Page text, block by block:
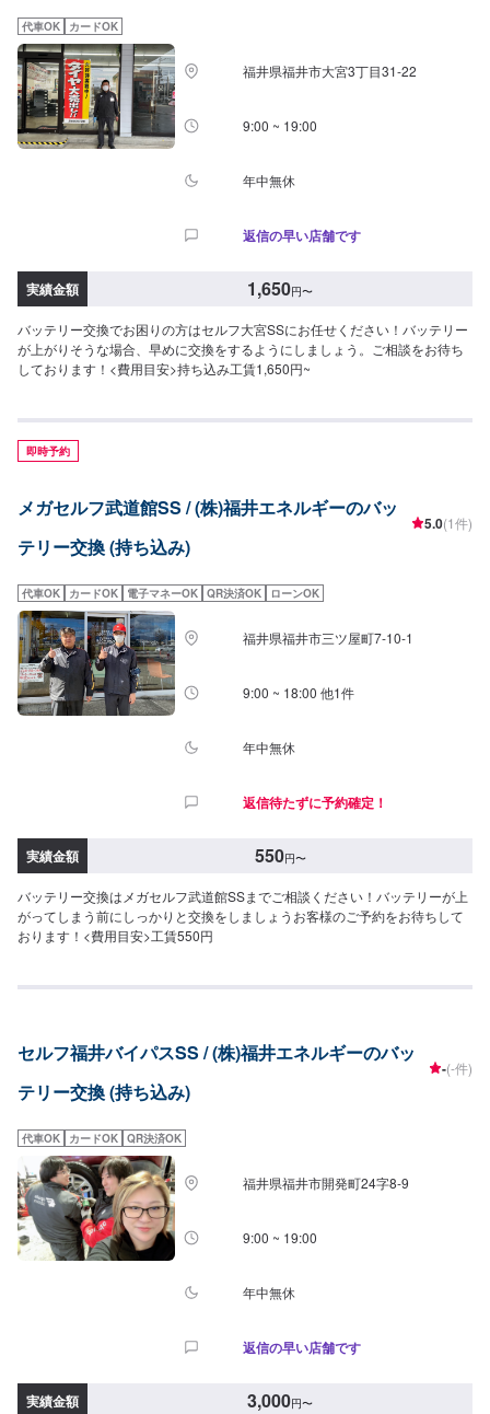
代車OK カードOK
福井県福井市大宮3丁目31-22
9:00 ~ 19:00
年中無休
返信の早い店舗です
実績金額 1,650円〜
バッテリー交換でお困りの方はセルフ大宮SSにお任せください！バッテリー
が上がりそうな場合、早めに交換をするようにしましょう。ご相談をお待ち
しております！<費用目安>持ち込み工賃1,650円~
即時予約
メガセルフ武道館SS / (株)福井エネルギーのバッ
テリー交換 (持ち込み)
5.0(1件)
代車OK カードOK 電子マネーOK QR決済OK ローンOK
福井県福井市三ツ屋町7-10-1
9:00 ~ 18:00 他1件
年中無休
返信待たずに予約確定！
実績金額 550円〜
バッテリー交換はメガセルフ武道館SSまでご相談ください！バッテリーが上
がってしまう前にしっかりと交換をしましょうお客様のご予約をお待ちして
おります！<費用目安>工賃550円
セルフ福井バイパスSS / (株)福井エネルギーのバッ
テリー交換 (持ち込み)
-(-件)
代車OK カードOK QR決済OK
福井県福井市開発町24字8-9
9:00 ~ 19:00
年中無休
返信の早い店舗です
実績金額 3,000円〜